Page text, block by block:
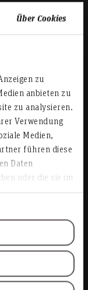
Über Cookies
zu
anbieten zu
zu analysieren.
Verwendung
Medien,
führen diese
Daten
oder die sie im
Teilen
der HsH
Erfolg – nicht
werden müssen,
sondern aktiv